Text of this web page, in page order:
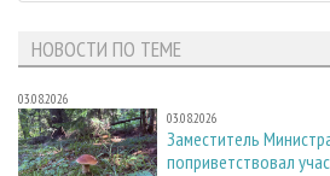
НОВОСТИ ПО ТЕМЕ
03.08.2026
03.08.2026
Заместитель
поприветствовал